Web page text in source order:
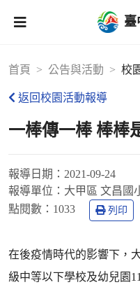
臺
首頁 公告與活動 校
返回校園活動報導
一棒傳一棒 棒棒
報導日期： 2021-09-24
報導單位： 大甲區 文昌國
點閱數： 1033 列印
在後疫情時代的影響下，
級中等以下學校及幼兒園